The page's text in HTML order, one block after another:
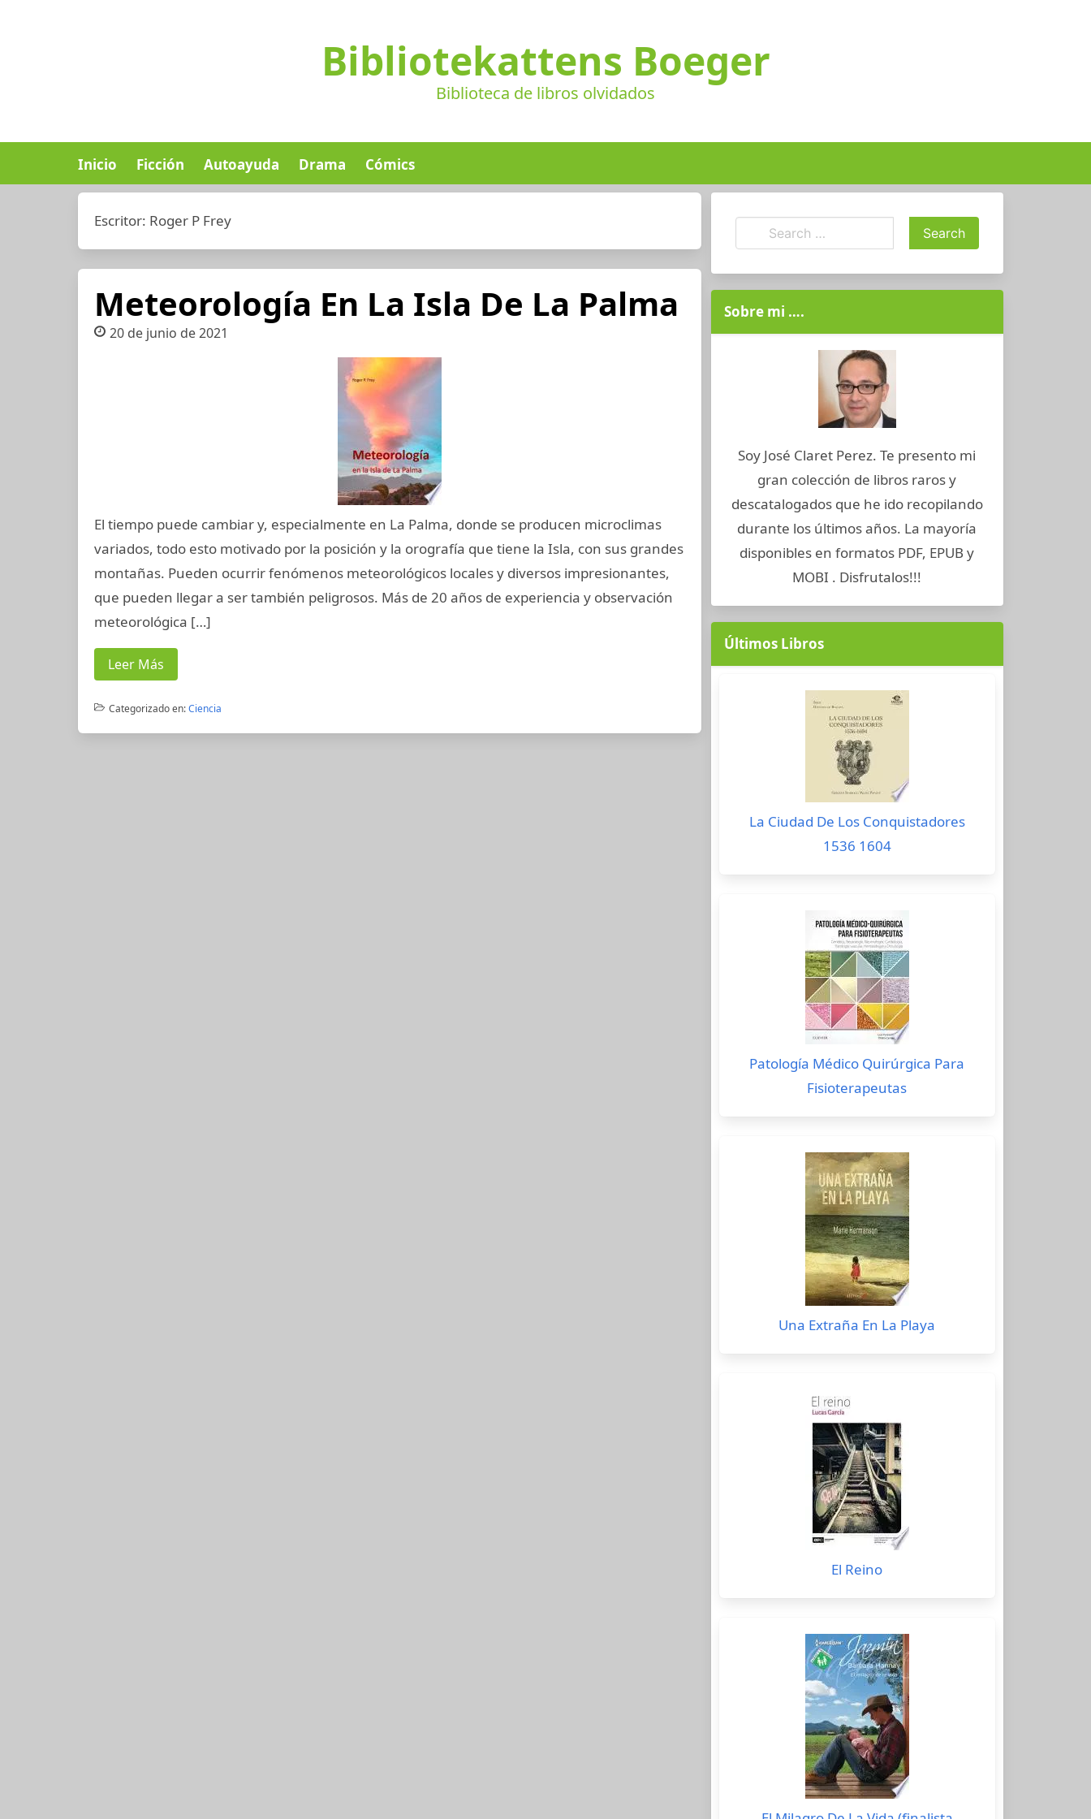
Bibliotekattens Boeger
Biblioteca de libros olvidados
Inicio Ficción Autoayuda Drama Cómics
Escritor: Roger P Frey
Meteorología En La Isla De La Palma
20 de junio de 2021
El tiempo puede cambiar y, especialmente en La Palma, donde se producen microclimas
variados, todo esto motivado por la posición y la orografía que tiene la Isla, con sus grandes
montañas. Pueden ocurrir fenómenos meteorológicos locales y diversos impresionantes,
que pueden llegar a ser también peligrosos. Más de 20 años de experiencia y observación
meteorológica […]
Leer Más
Categorizado en:Ciencia
Sobre mi ….
Soy José Claret Perez. Te presento mi
gran colección de libros raros y
descatalogados que he ido recopilando
durante los últimos años. La mayoría
disponibles en formatos PDF, EPUB y
MOBI . Disfrutalos!!!
Últimos Libros
La Ciudad De Los Conquistadores
1536 1604
Patología Médico Quirúrgica Para
Fisioterapeutas
Una Extraña En La Playa
El Reino